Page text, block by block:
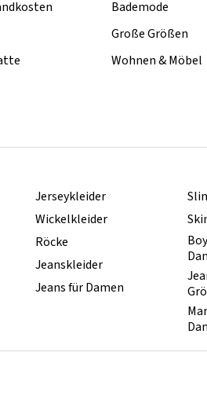
Bademode
Große Größen
Wohnen & Möbel
Jerseykleider
Wickelkleider
Röcke
Jeanskleider
Jeans für Damen